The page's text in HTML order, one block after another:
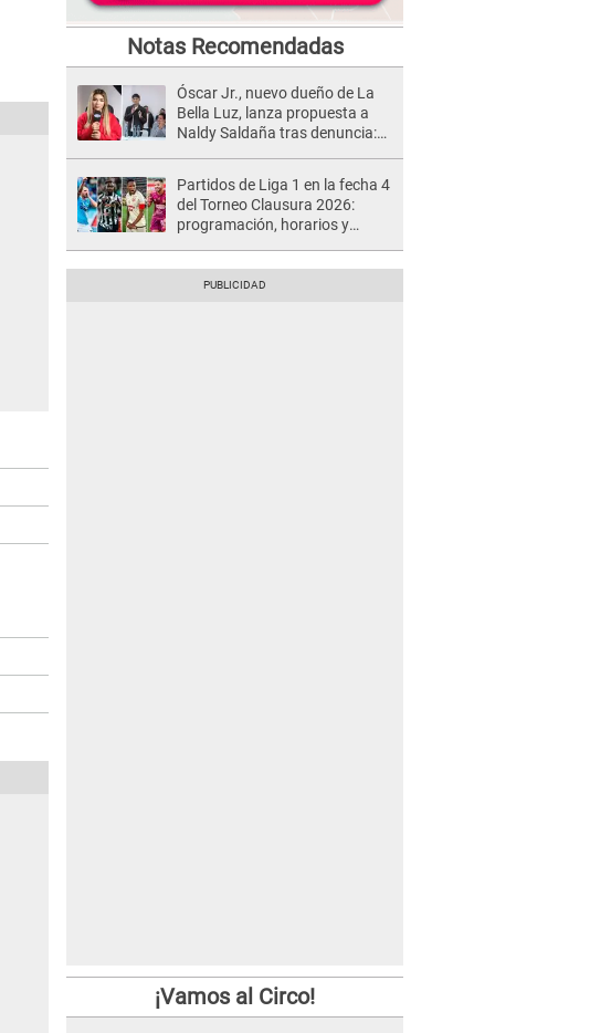
Notas Recomendadas
Óscar Jr., nuevo dueño de La
Bella Luz, lanza propuesta a
Naldy Saldaña tras denuncia:
Partidos de Liga 1 en la fecha 4
del Torneo Clausura 2026:
programación, horarios y
¡Vamos al Circo!